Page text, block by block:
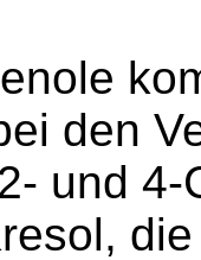
den
und